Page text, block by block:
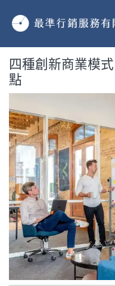
四種創新商業模
點